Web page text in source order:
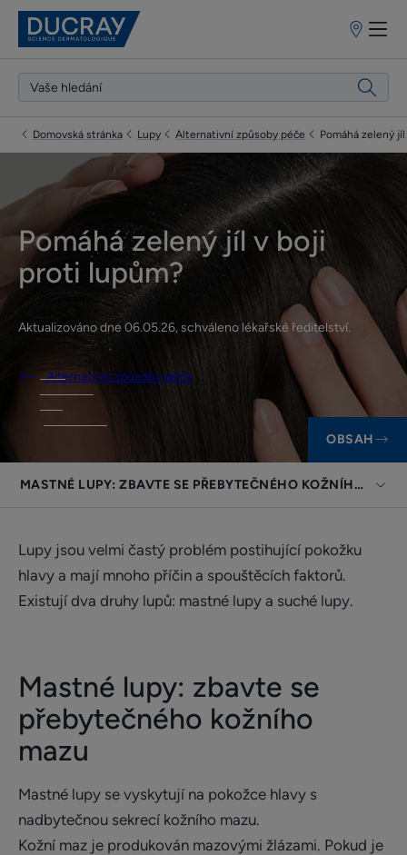
Prodejní
Domovská stránka Lupy Alternativní způsoby péče Pomáhá zelený
Pomáhá zelený jíl v boji
proti lupům?
Aktualizováno dne 06.05.26, schváleno lékařské ředitelství.
Alternativní způsoby péče
OBSAH
MASTNÉ LUPY: ZBAVTE SE PŘEBYTEČNÉHO KOŽNÍHO MAZU
Lupy jsou velmi častý problém postihující pokožku
hlavy a mají mnoho příčin a spouštěcích faktorů.
Existují dva druhy lupů: mastné lupy a suché lupy.
Mastné lupy: zbavte se
přebytečného kožního
mazu
Mastné lupy se vyskytují na pokožce hlavy s
nadbytečnou sekrecí kožního mazu.
Kožní maz je produkován mazovými žlázami. Pokud je